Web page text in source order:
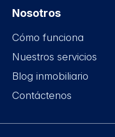
Nosotros
Cómo funciona
Nuestros servicios
Blog inmobiliario
Contáctenos